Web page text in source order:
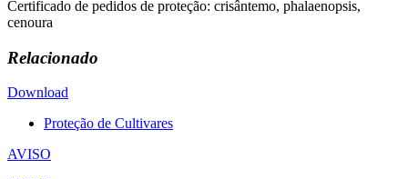
Certificado de pedidos de proteção: crisântemo, phalaenopsis,
cenoura
Relacionado
Download
Proteção de Cultivares
Navegação
AVISO